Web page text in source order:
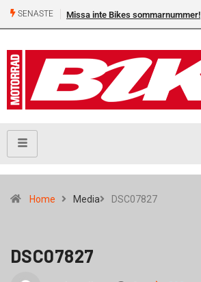
SENASTE Missa inte Bikes sommarnummer!
Home Media DSC07827
DSC07827